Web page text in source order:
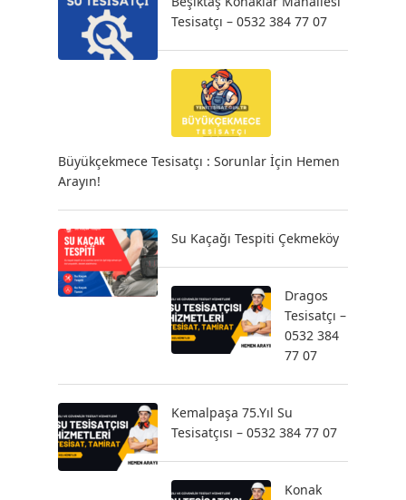
Tesisatçı – 0532 384 77 07
Büyükçekmece Tesisatçı : Sorunlar İçin Hemen
Arayın!
Su Kaçağı Tespiti Çekmeköy
Dragos
Tesisatçı –
0532 384
77 07
Kemalpaşa 75.Yıl Su
Tesisatçısı – 0532 384 77 07
Konak